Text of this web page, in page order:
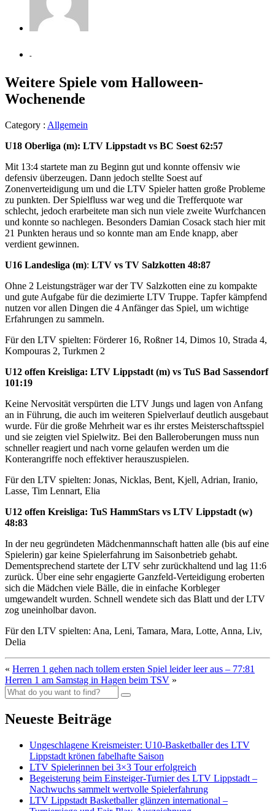
-
Weitere Spiele vom Halloween-
Wochenende
Category : Allgemein
U18 Oberliga (m): LTV Lippstadt vs BC Soest 62:57
Mit 13:4 startete man zu Beginn gut und konnte offensiv wie
defensiv überzeugen. Dann jedoch stellte Soest auf
Zonenverteidigung um und die LTV Spieler hatten große Probleme
zu punkten. Der Spielfluss war weg und die Trefferquote war
schlecht, jedoch erarbeitete man sich nun viele zweite Wurfchancen
und konnte so nachlegen. Besonders Damian Cosack stach hier mit
21 Punkten heraus und so konnte man am Ende knapp, aber
verdient gewinnen.
U16 Landesliga (m): LTV vs TV Salzkotten 48:87
Ohne 2 Leistungsträger war der TV Salzkotten eine zu kompakte
und gute Aufgabe für die dezimierte LTV Truppe. Tapfer kämpfend
nutzen vor allen Dingen die 4 Anfänger das Spiel, um wichtige
Erfahrungen zu sammeln.
Für den LTV spielten: Förderer 16, Roßner 14, Dimos 10, Strada 4,
Kompouras 2, Turkmen 2
U12 offen Kreisliga: LTV Lippstadt (m) vs TuS Bad Sassendorf
101:19
Keine Nervosität verspürten die LTV Jungs und lagen von Anfang
an in Führung, die auch im weiteren Spielverlauf deutlich ausgebaut
wurde. Für die große Mehrheit war es ihr erstes Meisterschaftsspiel
und sie zeigten viel Spielwitz. Bei den Balleroberungen muss nun
schneller reagiert und nach vorne gelaufen werden um die
Konterangriffe noch effektiver herauszuspielen.
Für den LTV spielten: Jonas, Nicklas, Bent, Kjell, Adrian, Iranio,
Lasse, Tim Lennart, Elia
U12 offen Kreisliga: TuS HammStars vs LTV Lippstadt (w)
48:83
In der neu gegründeten Mädchenmannschaft hatten alle (bis auf eine
Spielerin) gar keine Spielerfahrung im Saisonbetrieb gehabt.
Dementsprechend startete der LTV sehr zurückhaltend und lag 11:6
zurück. Über eine sehr engagierte Ganzfeld-Verteidigung eroberten
sich die Mädchen viele Bälle, die in einfache Korbleger
umgewandelt wurden. Schnell wendete sich das Blatt und der LTV
zog uneinholbar davon.
Für den LTV spielten: Ana, Leni, Tamara, Mara, Lotte, Anna, Liv,
Delia
« Herren 1 gehen nach tollem ersten Spiel leider leer aus – 77:81
Herren 1 am Samstag in Hagen beim TSV »
Neueste Beiträge
Ungeschlagene Kreismeister: U10-Basketballer des LTV
Lippstadt krönen fabelhafte Saison
LTV Spielerinnen bei 3×3 Tour erfolgreich
Begeisterung beim Einsteiger-Turnier des LTV Lippstadt –
Nachwuchs sammelt wertvolle Spielerfahrung
LTV Lippstadt Basketballer glänzen international –